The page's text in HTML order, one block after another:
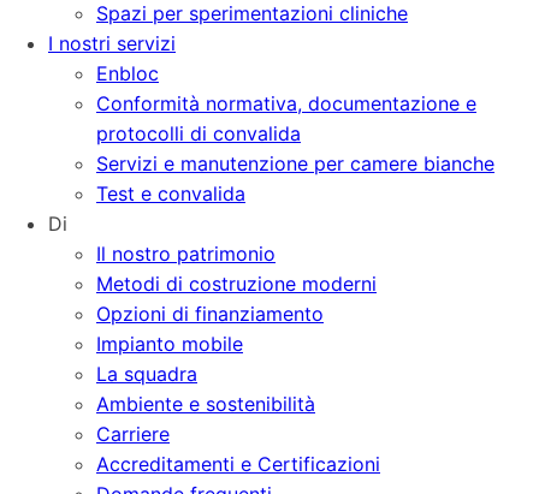
Spazi per sperimentazioni cliniche
I nostri servizi
Enbloc
Conformità normativa, documentazione e
protocolli di convalida
Servizi e manutenzione per camere bianche
Test e convalida
Di
Il nostro patrimonio
Metodi di costruzione moderni
Opzioni di finanziamento
Impianto mobile
La squadra
Ambiente e sostenibilità
Carriere
Accreditamenti e Certificazioni